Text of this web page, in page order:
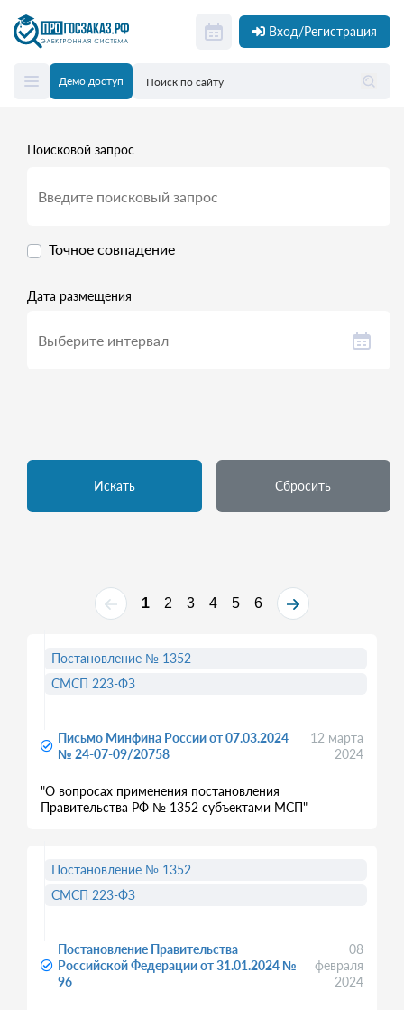
Вход/Регистрация
Демо доступ
Поисковой запрос
Точное совпадение
Дата размещения
Искать Сбросить
1 2 3 4 5 6
Письмо Минфина России от 07.03.2024
№ 24-07-09/20758
12 марта
2024
"О вопросах применения постановления
Правительства РФ № 1352 субъектами МСП"
Постановление № 1352
СМСП 223-ФЗ
Постановление Правительства
Российской Федерации от 31.01.2024 №
96
08
февраля
2024
Постановление № 1352
СМСП 223-ФЗ